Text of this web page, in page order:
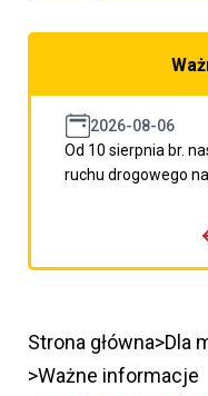
2026-08-06
Od 10 sierpnia br.
ruchu drogowego
porzpedniego
Strona główna Dla
Ważne informacje